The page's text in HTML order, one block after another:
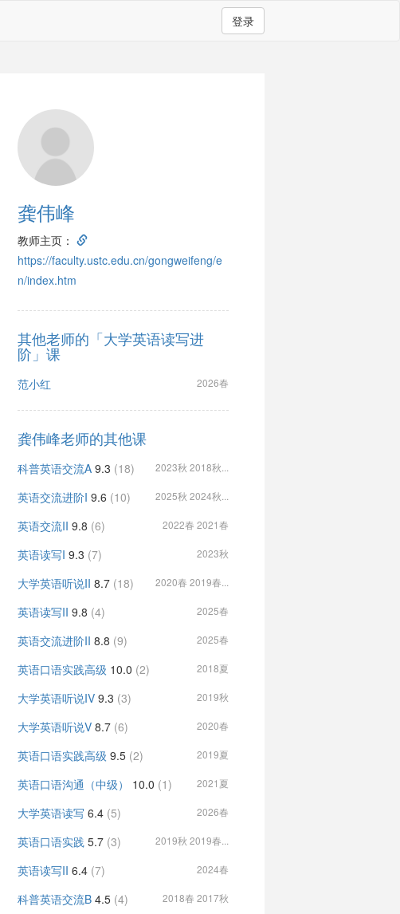
登录
龚伟峰
教师主页：
https://faculty.ustc.edu.cn/gongweifeng/e
n/index.htm
其他老师的「大学英语读写进
阶」课
范小红 2026春
龚伟峰老师的其他课
科普英语交流A 9.3 (18) 2023秋 2018秋...
英语交流进阶I 9.6 (10) 2025秋 2024秋...
英语交流II 9.8 (6) 2022春 2021春
英语读写I 9.3 (7) 2023秋
大学英语听说II 8.7 (18) 2020春 2019春...
英语读写II 9.8 (4) 2025春
英语交流进阶II 8.8 (9) 2025春
英语口语实践高级 10.0 (2) 2018夏
大学英语听说IV 9.3 (3) 2019秋
大学英语听说V 8.7 (6) 2020春
英语口语实践高级 9.5 (2) 2019夏
英语口语沟通（中级） 10.0 (1) 2021夏
大学英语读写 6.4 (5) 2026春
英语口语实践 5.7 (3) 2019秋 2019春...
英语读写II 6.4 (7) 2024春
科普英语交流B 4.5 (4) 2018春 2017秋